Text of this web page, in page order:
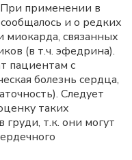
При применении в
и о редких
миокарда, связанных
(в т.ч. эфедрина).
пациентам с
болезнь сердца,
Следует
таких
т.к. они могут